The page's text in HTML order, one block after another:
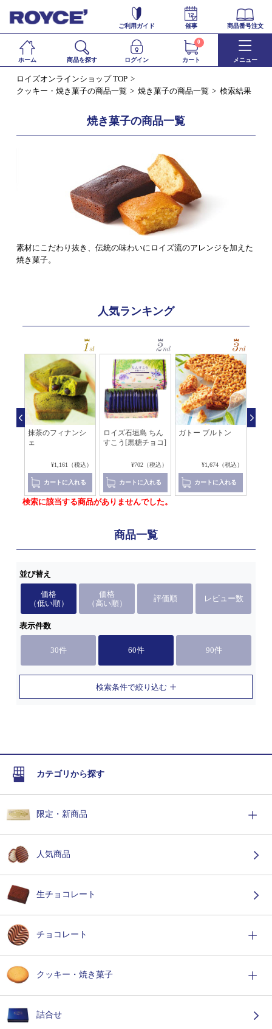
ご利用ガイド 催事 商品番号注文
ホーム 商品を探す ログイン カート
0
メニュー
ロイズオンラインショップ TOP
クッキー・焼き菓子の商品一覧
焼き菓子の商品一覧 検索結果
焼き菓子の商品一覧
素材にこだわり抜き、伝統の味わいにロイズ流のアレンジを加えた
焼き菓子。
人気ランキング
抹茶のフィナンシ
ェ
¥1,161（税込）
カートに入れる
ロイズ石垣島 ちん
すこう[黒糖チョコ]
¥702（税込）
カートに入れる
ガトー ブルトン
¥1,674（税込）
カートに入れる
検索に該当する商品がありませんでした。
商品一覧
並び替え
価格
（低い順）
価格
（高い順）
評価順 レビュー数
表示件数
30件 60件 90件
検索条件で絞り込む
カテゴリから探す
限定・新商品
人気商品
生チョコレート
チョコレート
クッキー・焼き菓子
詰合せ